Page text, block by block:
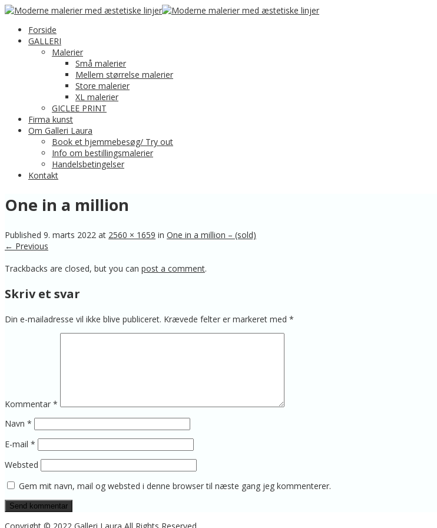
Forside
GALLERI
Malerier
Små malerier
Mellem størrelse malerier
Store malerier
XL malerier
GICLEE PRINT
Firma kunst
Om Galleri Laura
Book et hjemmebesøg/ Try out
Info om bestillingsmalerier
Handelsbetingelser
Kontakt
One in a million
Published 9. marts 2022 at 2560 × 1659 in One in a million – (sold)
← Previous
Trackbacks are closed, but you can post a comment.
Skriv et svar
Din e-mailadresse vil ikke blive publiceret. Krævede felter er markeret med *
Kommentar *
Navn *
E-mail *
Websted
Gem mit navn, mail og websted i denne browser til næste gang jeg kommenterer.